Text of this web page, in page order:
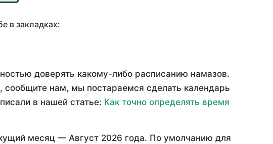
в закладках:
доверять какому-либо расписанию намазов.
нам, мы постараемся сделать календарь
в нашей статье: Как точно определять время
месяц — Август 2026 года. По умолчанию для